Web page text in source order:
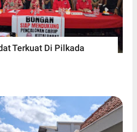
Terkuat Di Pilkada